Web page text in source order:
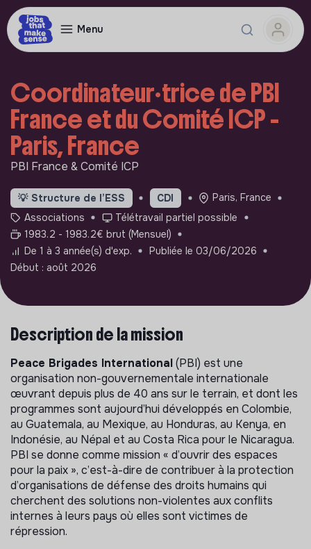
Menu
Coordinateur·trice de PBI
France et du Comité ICP -
Paris, France
PBI France & Comité ICP
💡 Structure de l’ESS CDI
Paris, France
Associations
Télétravail partiel possible
1983.2 - 1983.2€ brut (Mensuel)
De 1 à 3 année(s) d'exp.
Publiée le 03/06/2026
Début : août 2026
Description de la mission
Peace Brigades International(PBI) est une
organisation non-gouvernementale internationale
œuvrant depuis plus de 40 ans sur le terrain, et dont les
programmes sont aujourd’hui développés en Colombie,
au Guatemala, au Mexique, au Honduras, au Kenya, en
Indonésie, au Népal et au Costa Rica pour le Nicaragua.
PBI se donne comme mission « d’ouvrir des espaces
pour la paix », c’est-à-dire de contribuer à la protection
d’organisations de défense des droits humains qui
cherchent des solutions non-violentes aux conflits
internes à leurs pays où elles sont victimes de
répression.